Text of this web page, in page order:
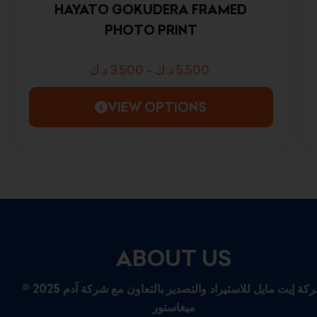
HAYATO GOKUDERA FRAMED
PHOTO PRINT
3.500 د.ك - 5.500 د.ك
VIEW OPTIONS
ABOUT US
© 2025 شركة إيت مايل للاستيراد والتصدير بالتعاون مع شركة آدم
ميغاستور